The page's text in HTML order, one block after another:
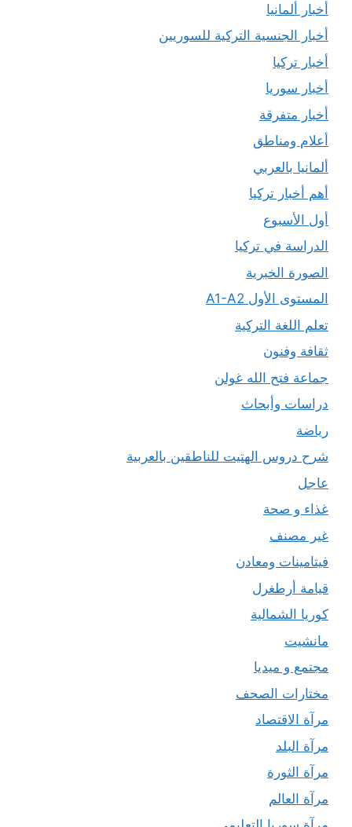
أخبار ألمانيا
أخبار الجنسية التركية للسوريين
أخبار تركيا
أخبار سوريا
أخبار متفرقة
أعلام ومناطق
ألمانيا بالعربي
أهم أخبار تركيا
أول الأسبوع
الدراسة في تركيا
الصورة الخبرية
المستوى الأول A1-A2
تعلم اللغة التركية
ثقافة وفنون
جماعة فتح الله غولن
دراسات وأبحاث
رياضة
شرح دروس الهتيت للناطقين بالعربية
عاجل
غذاء و صحة
غير مصنف
فيتامينات ومعادن
قيامة أرطغرل
كوريا الشمالية
مانشيت
مجتمع و ميديا
مختارات الصحف
مرآة الاقتصاد
مرآة البلد
مرآة الثورة
مرآة العالم